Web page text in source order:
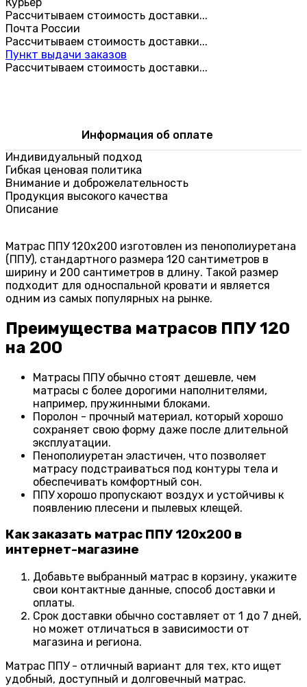
Рассчитываем стоимость доставки...
Почта России
Рассчитываем стоимость доставки...
Пункт выдачи заказов
Рассчитываем стоимость доставки...
Информация об оплате
Индивидуальный подход
Гибкая ценовая политика
Внимание и доброжелательность
Продукция высокого качества
Описание
Матрас ППУ 120x200 изготовлен из пенополиуретана
(ППУ), стандартного размера 120 сантиметров в
ширину и 200 сантиметров в длину. Такой размер
подходит для односпальной кровати и является
одним из самых популярных на рынке.
Преимущества матрасов ППУ 120
на 200
Матрасы ППУ обычно стоят дешевле, чем
матрасы с более дорогими наполнителями,
например, пружинными блоками.
Поролон - прочный материал, который хорошо
сохраняет свою форму даже после длительной
эксплуатации.
Пенополиуретан эластичен, что позволяет
матрасу подстраиваться под контуры тела и
обеспечивать комфортный сон.
ППУ хорошо пропускают воздух и устойчивы к
появлению плесени и пылевых клещей.
Как заказать матрас ППУ 120x200 в
интернет-магазине
Добавьте выбранный матрас в корзину, укажите
свои контактные данные, способ доставки и
оплаты.
Срок доставки обычно составляет от 1 до 7 дней,
но может отличаться в зависимости от
магазина и региона.
Матрас ППУ - отличный вариант для тех, кто ищет
удобный, доступный и долговечный матрас.